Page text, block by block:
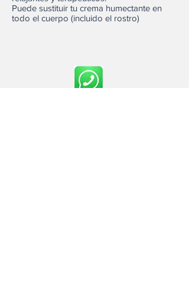
Puede sustituir tu crema humectante en
todo el cuerpo (incluido el rostro)